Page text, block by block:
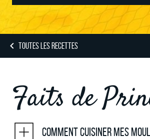
TOUTES LES RECETTES
Faits de
Comment cuisiner mes